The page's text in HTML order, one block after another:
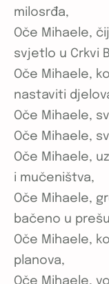
milosrđa,
Oče Mihaele,
svjetlo u Crkvi
Oče Mihaele,
nastaviti
Oče Mihaele,
Oče Mihaele,
Oče Mihaele,
i mučeništva,
Oče Mihaele,
bačeno u
Oče Mihaele,
planova,
Oče Mihaele,